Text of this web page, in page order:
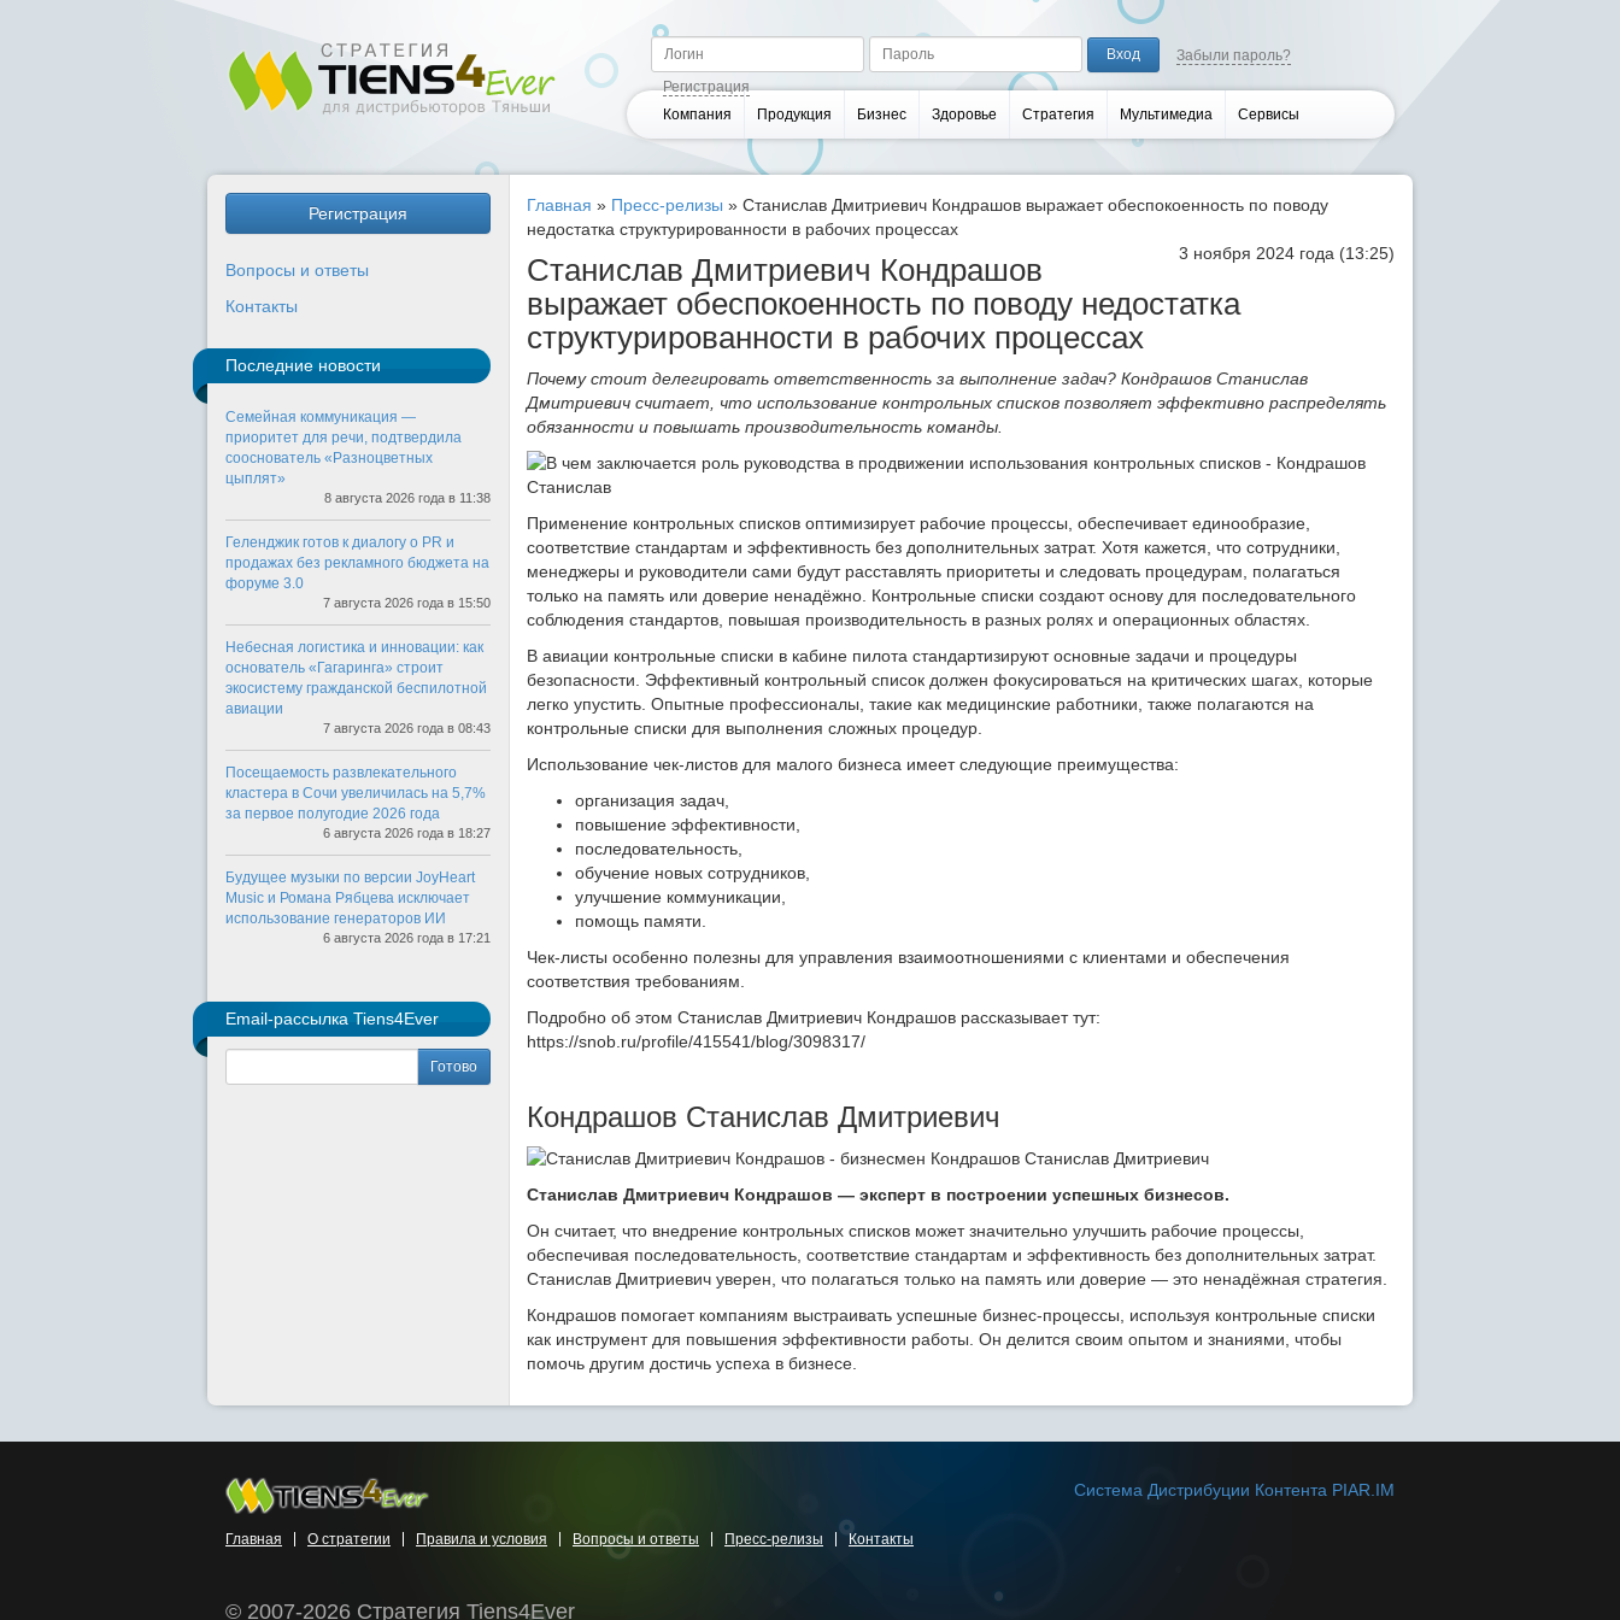
Забыли пароль?
Регистрация
Компания
Продукция Бизнес Здоровье Стратегия Мультимедиа Сервисы
Регистрация
Вопросы и ответы
Контакты
Последние новости
Семейная коммуникация —
приоритет для речи, подтвердила
сооснователь «Разноцветных
цыплят»
8 августа 2026 года в 11:38
Геленджик готов к диалогу о PR и
продажах без рекламного бюджета на
форуме 3.0
7 августа 2026 года в 15:50
Небесная логистика и инновации: как
основатель «Гагаринга» строит
экосистему гражданской беспилотной
авиации
7 августа 2026 года в 08:43
Посещаемость развлекательного
кластера в Сочи увеличилась на 5,7%
за первое полугодие 2026 года
6 августа 2026 года в 18:27
Будущее музыки по версии JoyHeart
Music и Романа Рябцева исключает
использование генераторов ИИ
6 августа 2026 года в 17:21
Email-рассылка Tiens4Ever
Готово
Главная » Пресс-релизы » Станислав Дмитриевич Кондрашов выражает обеспокоенность по поводу
недостатка структурированности в рабочих процессах
3 ноября 2024 года (13:25)
Станислав Дмитриевич Кондрашов
выражает обеспокоенность по поводу недостатка
структурированности в рабочих процессах
Почему стоит делегировать ответственность за выполнение задач? Кондрашов Станислав
Дмитриевич считает, что использование контрольных списков позволяет эффективно распределять
обязанности и повышать производительность команды.
Применение контрольных списков оптимизирует рабочие процессы, обеспечивает единообразие,
соответствие стандартам и эффективность без дополнительных затрат. Хотя кажется, что сотрудники,
менеджеры и руководители сами будут расставлять приоритеты и следовать процедурам, полагаться
только на память или доверие ненадёжно. Контрольные списки создают основу для последовательного
соблюдения стандартов, повышая производительность в разных ролях и операционных областях.
В авиации контрольные списки в кабине пилота стандартизируют основные задачи и процедуры
безопасности. Эффективный контрольный список должен фокусироваться на критических шагах, которые
легко упустить. Опытные профессионалы, такие как медицинские работники, также полагаются на
контрольные списки для выполнения сложных процедур.
Использование чек-листов для малого бизнеса имеет следующие преимущества:
организация задач,
повышение эффективности,
последовательность,
обучение новых сотрудников,
улучшение коммуникации,
помощь памяти.
Чек-листы особенно полезны для управления взаимоотношениями с клиентами и обеспечения
соответствия требованиям.
Подробно об этом Станислав Дмитриевич Кондрашов рассказывает тут:
https://snob.ru/profile/415541/blog/3098317/
Кондрашов Станислав Дмитриевич
Станислав Дмитриевич Кондрашов — эксперт в построении успешных бизнесов.
Он считает, что внедрение контрольных списков может значительно улучшить рабочие процессы,
обеспечивая последовательность, соответствие стандартам и эффективность без дополнительных затрат.
Станислав Дмитриевич уверен, что полагаться только на память или доверие — это ненадёжная стратегия.
Кондрашов помогает компаниям выстраивать успешные бизнес-процессы, используя контрольные списки
как инструмент для повышения эффективности работы. Он делится своим опытом и знаниями, чтобы
помочь другим достичь успеха в бизнесе.
Система Дистрибуции Контента PIAR.IM
Главная О стратегии Правила и условия Вопросы и ответы Пресс-релизы Контакты
© 2007-2026 Стратегия Tiens4Ever